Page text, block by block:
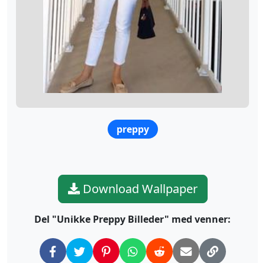
preppy
Download Wallpaper
Del "Unikke Preppy Billeder" med venner: